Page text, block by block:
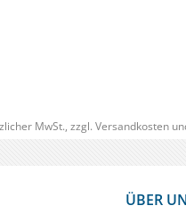
MwSt., zzgl. Versandkosten
ÜBER